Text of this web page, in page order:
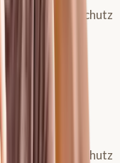
oder ein Ohrschutz
kannst:
die
oder ein Ohrschutz